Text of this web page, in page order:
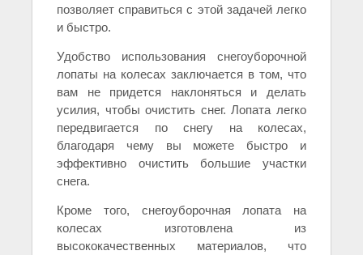
позволяет справиться с этой задачей легко
и быстро.
Удобство использования снегоуборочной
лопаты на колесах заключается в том, что
вам не придется наклоняться и делать
усилия, чтобы очистить снег. Лопата легко
передвигается по снегу на колесах,
благодаря чему вы можете быстро и
эффективно очистить большие участки
снега.
Кроме того, снегоуборочная лопата на
колесах изготовлена из
высококачественных материалов, что